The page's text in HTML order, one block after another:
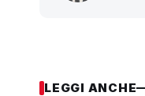
LEGGI ANCHE